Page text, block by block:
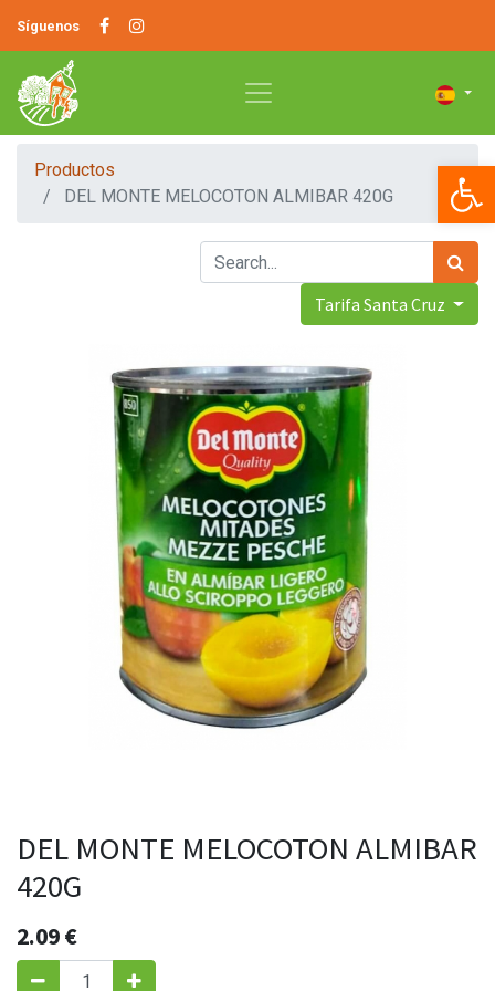
Síguenos
Productos
DEL MONTE MELOCOTON ALMIBAR 420G
Tarifa Santa Cruz
DEL MONTE MELOCOTON ALMIBAR
420G
2.09€